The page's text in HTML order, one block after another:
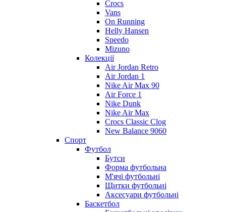
Crocs
Vans
On Running
Helly Hansen
Speedo
Mizuno
Колекції
Air Jordan Retro
Air Jordan 1
Nike Air Max 90
Air Force 1
Nike Dunk
Nike Air Max
Crocs Classic Clog
New Balance 9060
Спорт
Футбол
Бутси
Форма футбольна
М'ячі футбольні
Щитки футбольні
Аксесуари футбольні
Баскетбол